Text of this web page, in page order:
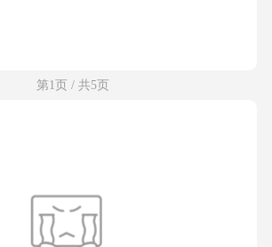
第1页 / 共5页